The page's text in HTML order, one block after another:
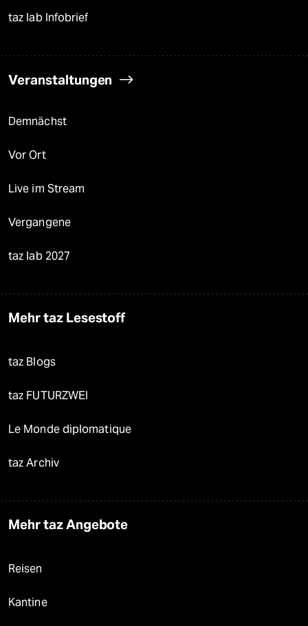
taz lab Infobrief
Veranstaltungen
Demnächst
Vor Ort
Live im Stream
Vergangene
taz lab 2027
Mehr taz Lesestoff
taz Blogs
taz FUTURZWEI
Le Monde diplomatique
taz Archiv
Mehr taz Angebote
Reisen
Kantine